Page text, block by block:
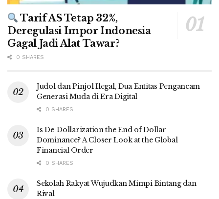
Tarif AS Tetap 32%,
Deregulasi Impor Indonesia
Gagal Jadi Alat Tawar?
0 SHARES
Judol dan Pinjol Ilegal, Dua Entitas Pengancam
Generasi Muda di Era Digital
0 SHARES
Is De-Dollarization the End of Dollar
Dominance? A Closer Look at the Global
Financial Order
0 SHARES
Sekolah Rakyat Wujudkan Mimpi Bintang dan
Rival